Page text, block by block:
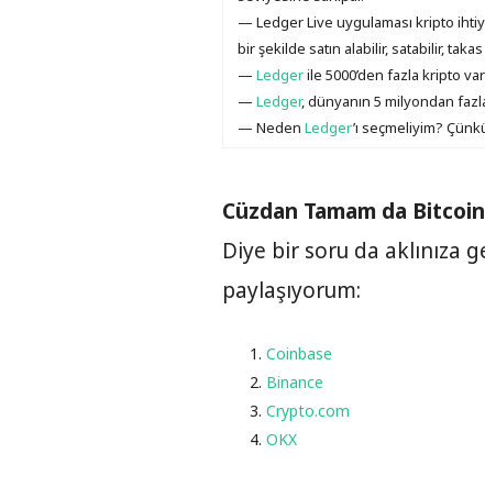
— Ledger Live uygulaması kripto
bir şekilde satın alabilir, satabilir,
— Ledgerile 5000’den fazla kripto
— Ledger, dünyanın 5 milyondan
— Neden Ledger’ı seçmeliyim?
Cüzdan Tamam da
Diye bir soru da aklınıza
paylaşıyorum:
Coinbase
Binance
Crypto.com
OKX